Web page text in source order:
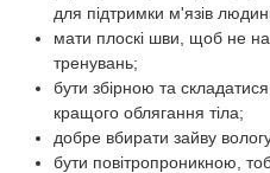
для підтримки м'язів
мати плоскі шви, щоб не
тренувань;
бути збірною та
кращого облягання тіла;
добре вбирати зайву
бути повітропроникною,